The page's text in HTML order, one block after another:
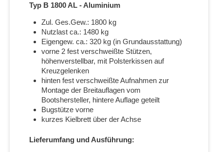
Typ B 1800 AL - Aluminium
Zul. Ges.Gew.: 1800 kg
Nutzlast ca.: 1480 kg
Eigengew. ca.: 320 kg (in Grundausstattung)
vorne 2 fest verschweißte Stützen,
höhenverstellbar, mit Polsterkissen auf
Kreuzgelenken
hinten fest verschweißte Aufnahmen zur
Montage der Breitauflagen vom
Bootshersteller, hintere Auflage geteilt
Bugstütze vorne
kurzes Kielbrett über der Achse
Lieferumfang und Ausführung: